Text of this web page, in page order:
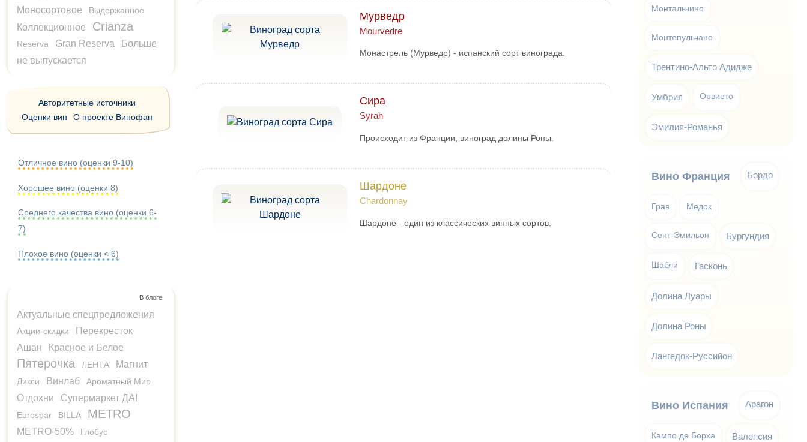
Мурведр
Mourvedre
Монастрель (Мурведр) - испанский сорт винограда.
Сира
Syrah
Происходит из Франции, виноград долины Роны.
Шардоне
Chardonnay
Шардоне - один из классических винных сортов.
Моносортовое Выдержанное
Коллекционное Crianza
Reserva Gran Reserva
Больше
не выпускается
Авторитетные источники
Оценки вин
О проекте Винофан
Отличное вино (оценки 9-10)
Хорошее вино (оценки 8)
Среднего качества вино (оценки 6-
7)
Плохое вино (оценки < 6)
В блоге:
Актуальные спецпредложения
Акции-скидки
Перекресток
Ашан
Красное и Белое
Пятерочка ЛЕНТА Магнит
Дикси Винлаб Ароматный Мир
Отдохни Супермаркет ДА!
Eurospar BILLA METRO
METRO-50% Глобус
Монтальчино
Монтепульчано
Трентино-Альто Адидже
Умбрия Орвието
Эмилия-Романья
Вино Франция Бордо
Грав Медок
Сент-Эмильон Бургундия
Шабли Гасконь
Долина Луары
Долина Роны
Лангедок-Руссийон
Вино Испания Арагон
Кампо де Борха Валенсия